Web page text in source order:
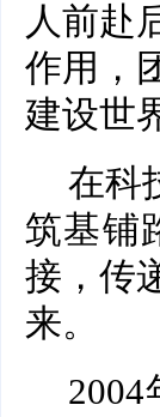
人前赴
作用，
建设世
在科
筑基铺
接，传
来。